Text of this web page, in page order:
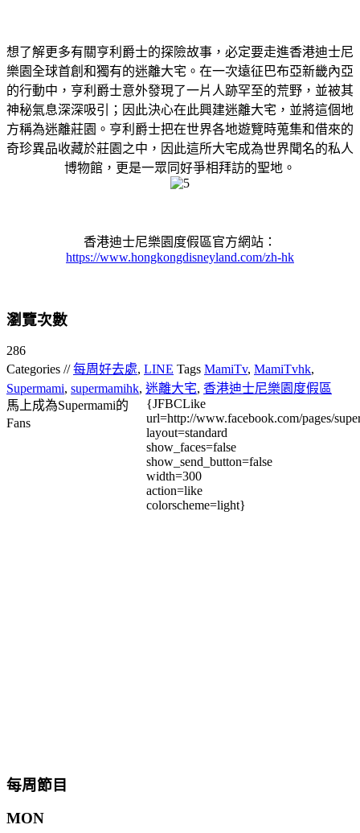
想了解更多有關亨利爵士的探險故事，必定要走進香港迪士尼
樂園全球首創和獨有的迷離大宅。在一次遠征巴布亞新畿內亞
的行動中，亨利爵士意外發現了一片人跡罕至的荒野，並被其
神秘氣息深深吸引；因此決心在此興建迷離大宅，並將這個地
方稱為迷離莊園。亨利爵士把在世界各地遊覽時蒐集和借來的
奇珍異品收藏於莊園之中，因此這所大宅成為世界聞名的私人
博物館，更是一眾同好爭相拜訪的聖地。
香港迪士尼樂園度假區官方網站：
https://www.hongkongdisneyland.com/zh-hk
瀏覽次數
286
Categories //每周好去處, LINE Tags MamiTv, MamiTvhk,
Supermami, supermamihk, 迷離大宅, 香港迪士尼樂園度假區
馬上成為Supermami的
Fans
{JFBCLike
url=http://www.facebook.com/pages/
layout=standard
show_faces=false
show_send_button=false
width=300
action=like
colorscheme=light}
每周節目
MON